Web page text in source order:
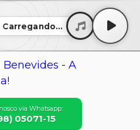
Carregando...
via Whatsapp:
05071-15